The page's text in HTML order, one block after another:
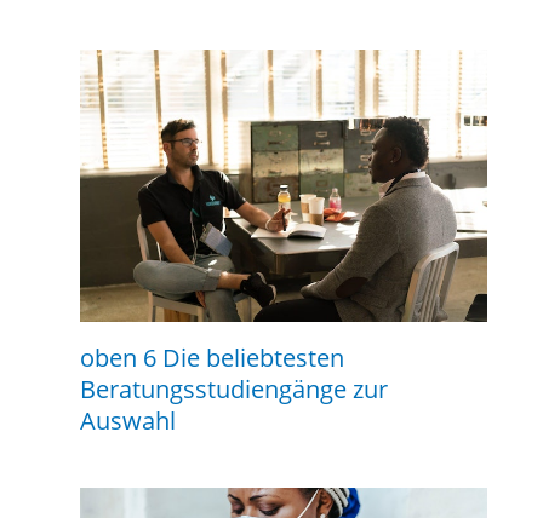
oben 6 Die beliebtesten
Beratungsstudiengänge zur
Auswahl